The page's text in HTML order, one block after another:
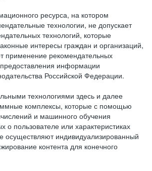
ресурса, на котором
технологии, не допускает
технологий, которые
интересы граждан и организаций,
применение рекомендательных
информации
Российской Федерации.
технологиями здесь и далее
комплексы, которые с помощью
и машинного обучения
о пользователе или характеристиках
осуществляют индивидуализированный
контента для конечного